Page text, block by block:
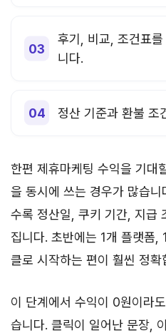
후기, 비교, 조건표
니다.
정산 기준과 환불 조
한편 제휴마케팅 수익을 기대
을 동시에 쓰는 경우가 많습
수록 정산일, 쿠키 기간, 지급
집니다. 초반에는 1개 플랫폼,
클로 시작하는 편이 훨씬 정확
이 단계에서 수익이 0원이라
습니다. 클릭이 일어난 문장,